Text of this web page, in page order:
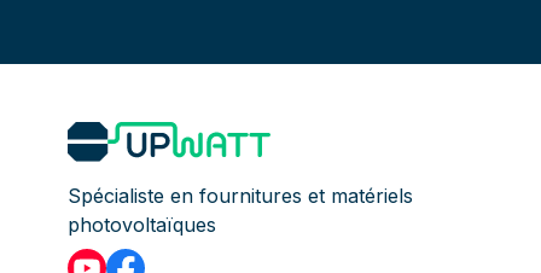
Spécialiste en fournitures et matériels
photovoltaïques